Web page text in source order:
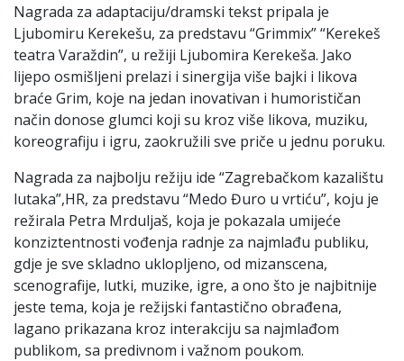
Nagrada za adaptaciju/dramski tekst pripala je
Ljubomiru Kerekešu, za predstavu “Grimmix” “Kerekeš
teatra Varaždin”, u režiji Ljubomira Kerekeša. Jako
lijepo osmišljeni prelazi i sinergija više bajki i likova
braće Grim, koje na jedan inovativan i humorističan
način donose glumci koji su kroz više likova, muziku,
koreografiju i igru, zaokružili sve priče u jednu poruku.
Nagrada za najbolju režiju ide “Zagrebačkom kazalištu
lutaka”,HR, za predstavu “Medo Đuro u vrtiću”, koju je
režirala Petra Mrduljaš, koja je pokazala umijeće
konziztentnosti vođenja radnje za najmlađu publiku,
gdje je sve skladno uklopljeno, od mizanscena,
scenografije, lutki, muzike, igre, a ono što je najbitnije
jeste tema, koja je režijski fantastično obrađena,
lagano prikazana kroz interakciju sa najmlađom
publikom, sa predivnom i važnom poukom.